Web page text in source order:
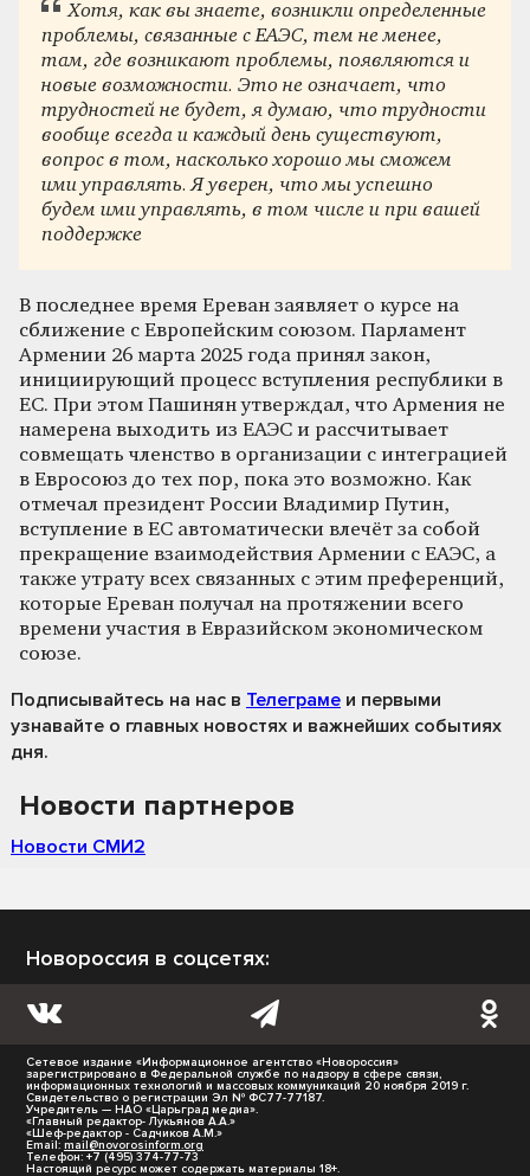
Хотя, как вы знаете, возникли определенные
проблемы, связанные с ЕАЭС, тем не менее,
там, где возникают проблемы, появляются и
новые возможности. Это не означает, что
трудностей не будет, я думаю, что трудности
вообще всегда и каждый день существуют,
вопрос в том, насколько хорошо мы сможем
ими управлять. Я уверен, что мы успешно
будем ими управлять, в том числе и при вашей
поддержке
В последнее время Ереван заявляет о курсе на
сближение с Европейским союзом. Парламент
Армении 26 марта 2025 года принял закон,
инициирующий процесс вступления республики в
ЕС. При этом Пашинян утверждал, что Армения не
намерена выходить из ЕАЭС и рассчитывает
совмещать членство в организации с интеграцией
в Евросоюз до тех пор, пока это возможно. Как
отмечал президент России Владимир Путин,
вступление в ЕС автоматически влечёт за собой
прекращение взаимодействия Армении с ЕАЭС, а
также утрату всех связанных с этим преференций,
которые Ереван получал на протяжении всего
времени участия в Евразийском экономическом
союзе.
Подписывайтесь на нас в Телеграме и первыми
узнавайте о главных новостях и важнейших событиях
дня.
Новости партнеров
Новости СМИ2
Новороссия в соцсетях:
Сетевое издание «Информационное агентство «Новороссия»
зарегистрировано в Федеральной службе по надзору в сфере связи,
информационных технологий и массовых коммуникаций 20 ноября 2019 г.
Свидетельство о регистрации Эл № ФС77-77187.
Учредитель — НАО «Царьград медиа».
«Главный редактор- Лукьянов А.А.»
«Шеф-редактор - Садчиков А.М.»
Email: mail@novorosinform.org
Телефон: +7 (495) 374-77-73
Настоящий ресурс может содержать материалы 18+.